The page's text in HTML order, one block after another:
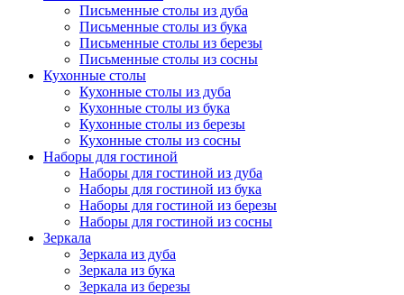
Письменные столы из дуба
Письменные столы из бука
Письменные столы из березы
Письменные столы из сосны
Кухонные столы
Кухонные столы из дуба
Кухонные столы из бука
Кухонные столы из березы
Кухонные столы из сосны
Наборы для гостиной
Наборы для гостиной из дуба
Наборы для гостиной из бука
Наборы для гостиной из березы
Наборы для гостиной из сосны
Зеркала
Зеркала из дуба
Зеркала из бука
Зеркала из березы